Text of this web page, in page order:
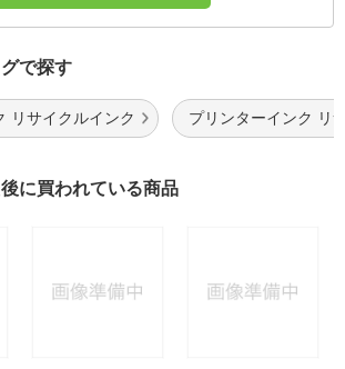
で探す
リサイクルインク プリンターインク リ
に買われている商品